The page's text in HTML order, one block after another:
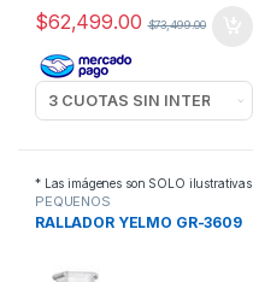
$62,499.00 $73,499.00
* Las imágenes son SOLO ilustrativas
PEQUEÑOS
ELECTRODOMESTICOS,
RALLADORES
RALLADOR YELMO GR-3609